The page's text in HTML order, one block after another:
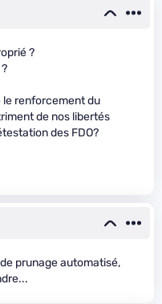
?
le renforcement du
de nos libertés
des FDO?
prunage automatisé,